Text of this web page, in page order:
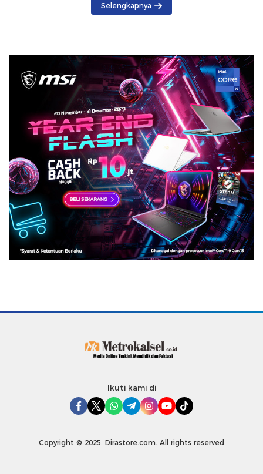
Selengkapnya
Ikuti kami di
Copyright © 2025. Dirastore.com. All rights reserved